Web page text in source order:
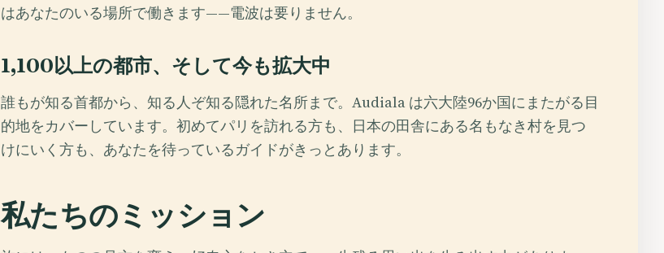
はあなたのいる場所で働きます——電波は要りません。
1,100以上の都市、そして今も拡大中
誰もが知る首都から、知る人ぞ知る隠れた名所まで。Audiala は六大陸96か国にまたがる目
的地をカバーしています。初めてパリを訪れる方も、日本の田舎にある名もなき村を見つ
けにいく方も、あなたを待っているガイドがきっとあります。
私たちのミッション